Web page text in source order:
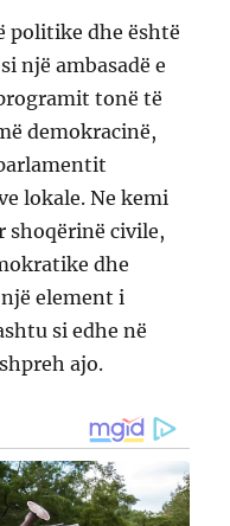
politike dhe është
një ambasadë e
tonë të
demokracinë,
lokale. Ne kemi
shoqërinë civile,
dhe
element i
si edhe në
ajo.